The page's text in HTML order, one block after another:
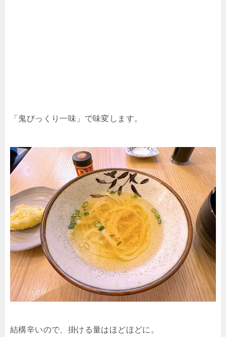
「鬼びっくり一味」で味変します。
結構辛いので、掛ける量はほどほどに。